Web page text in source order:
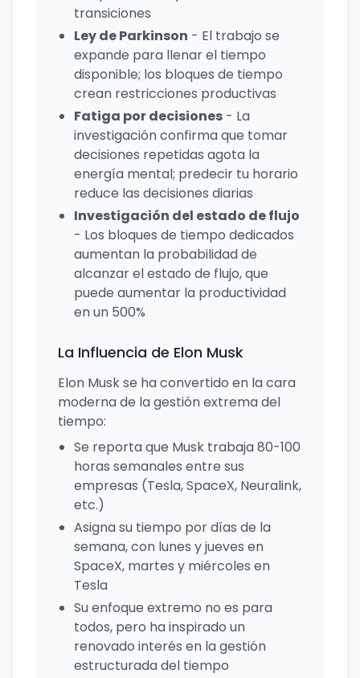
transiciones
Ley de Parkinson - El trabajo se
expande para llenar el tiempo
disponible; los bloques de tiempo
crean restricciones productivas
Fatiga por decisiones - La
investigación confirma que tomar
decisiones repetidas agota la
energía mental; predecir tu horario
reduce las decisiones diarias
Investigación del estado de flujo
- Los bloques de tiempo dedicados
aumentan la probabilidad de
alcanzar el estado de flujo, que
puede aumentar la productividad
en un 500%
La Influencia de Elon Musk
Elon Musk se ha convertido en la cara
moderna de la gestión extrema del
tiempo:
Se reporta que Musk trabaja 80-100
horas semanales entre sus
empresas (Tesla, SpaceX, Neuralink,
etc.)
Asigna su tiempo por días de la
semana, con lunes y jueves en
SpaceX, martes y miércoles en
Tesla
Su enfoque extremo no es para
todos, pero ha inspirado un
renovado interés en la gestión
estructurada del tiempo